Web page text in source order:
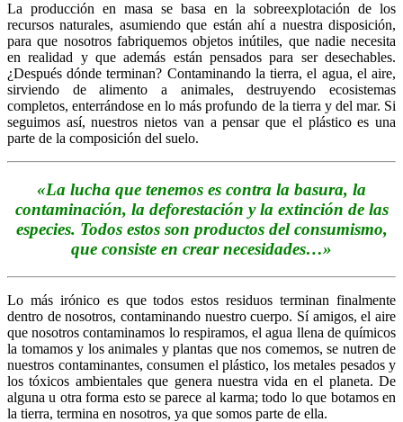
La producción en masa se basa en la sobreexplotación de los
recursos naturales, asumiendo que están ahí a nuestra disposición,
para que nosotros fabriquemos objetos inútiles, que nadie necesita
en realidad y que además están pensados para ser desechables.
¿Después dónde terminan? Contaminando la tierra, el agua, el aire,
sirviendo de alimento a animales, destruyendo ecosistemas
completos, enterrándose en lo más profundo de la tierra y del mar. Si
seguimos así, nuestros nietos van a pensar que el plástico es una
parte de la composición del suelo.
«La lucha que tenemos es contra la basura, la
contaminación, la deforestación y la extinción de las
especies. Todos estos son productos del consumismo,
que consiste en crear necesidades…»
Lo más irónico es que todos estos residuos terminan finalmente
dentro de nosotros, contaminando nuestro cuerpo. Sí amigos, el aire
que nosotros contaminamos lo respiramos, el agua llena de químicos
la tomamos y los animales y plantas que nos comemos, se nutren de
nuestros contaminantes, consumen el plástico, los metales pesados y
los tóxicos ambientales que genera nuestra vida en el planeta. De
alguna u otra forma esto se parece al karma; todo lo que botamos en
la tierra, termina en nosotros, ya que somos parte de ella.